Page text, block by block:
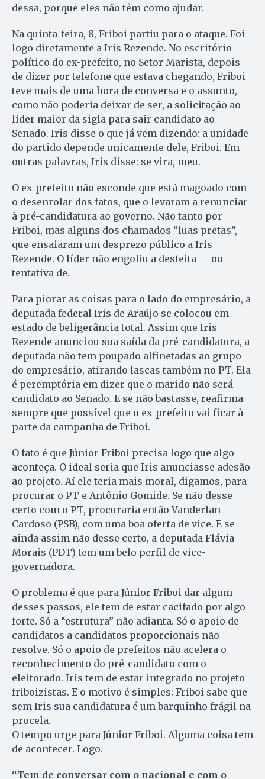
dessa, porque eles não têm como ajudar.
Na quinta-feira, 8, Friboi partiu para o ataque. Foi
logo diretamente a Iris Rezende. No escritório
político do ex-prefeito, no Setor Marista, depois
de dizer por telefone que estava chegando, Friboi
teve mais de uma hora de conversa e o assunto,
como não poderia deixar de ser, a solicitação ao
líder maior da sigla para sair candidato ao
Senado. Iris disse o que já vem dizendo: a unidade
do partido depende unicamente dele, Friboi. Em
outras palavras, Iris disse: se vira, meu.
O ex-prefeito não esconde que está magoado com
o desenrolar dos fatos, que o levaram a renunciar
à pré-candidatura ao governo. Não tanto por
Friboi, mas alguns dos chamados “luas pretas”,
que ensaiaram um desprezo público a Iris
Rezende. O líder não engoliu a desfeita — ou
tentativa de.
Para piorar as coisas para o lado do empresário, a
deputada federal Iris de Araújo se colocou em
estado de beligerância total. Assim que Iris
Rezende anunciou sua saída da pré-candidatura, a
deputada não tem poupado alfinetadas ao grupo
do empresário, atirando lascas também no PT. Ela
é peremptória em dizer que o marido não será
candidato ao Senado. E se não bastasse, reafirma
sempre que possível que o ex-prefeito vai ficar à
parte da campanha de Friboi.
O fato é que Júnior Friboi precisa logo que algo
aconteça. O ideal seria que Iris anunciasse adesão
ao projeto. Aí ele teria mais moral, digamos, para
procurar o PT e Antônio Gomide. Se não desse
certo com o PT, procuraria então Vanderlan
Cardoso (PSB), com uma boa oferta de vice. E se
ainda assim não desse certo, a deputada Flávia
Morais (PDT) tem um belo perfil de vice-
governadora.
O problema é que para Júnior Friboi dar algum
desses passos, ele tem de estar cacifado por algo
forte. Só a “estrutura” não adianta. Só o apoio de
candidatos a candidatos proporcionais não
resolve. Só o apoio de prefeitos não acelera o
reconhecimento do pré-candidato com o
eleitorado. Iris tem de estar integrado no projeto
friboizistas. E o motivo é simples: Friboi sabe que
sem Iris sua candidatura é um barquinho frágil na
procela.
O tempo urge para Júnior Friboi. Alguma coisa tem
de acontecer. Logo.
“Tem de conversar com o nacional e com o